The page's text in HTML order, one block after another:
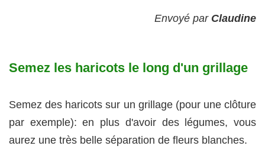
Envoyé par Claudine
Semez les haricots le long d'un grillage
Semez des haricots sur un grillage (pour une clôture
par exemple): en plus d'avoir des légumes, vous
aurez une très belle séparation de fleurs blanches.